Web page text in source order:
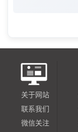
关于网站
联系我们
微信关注